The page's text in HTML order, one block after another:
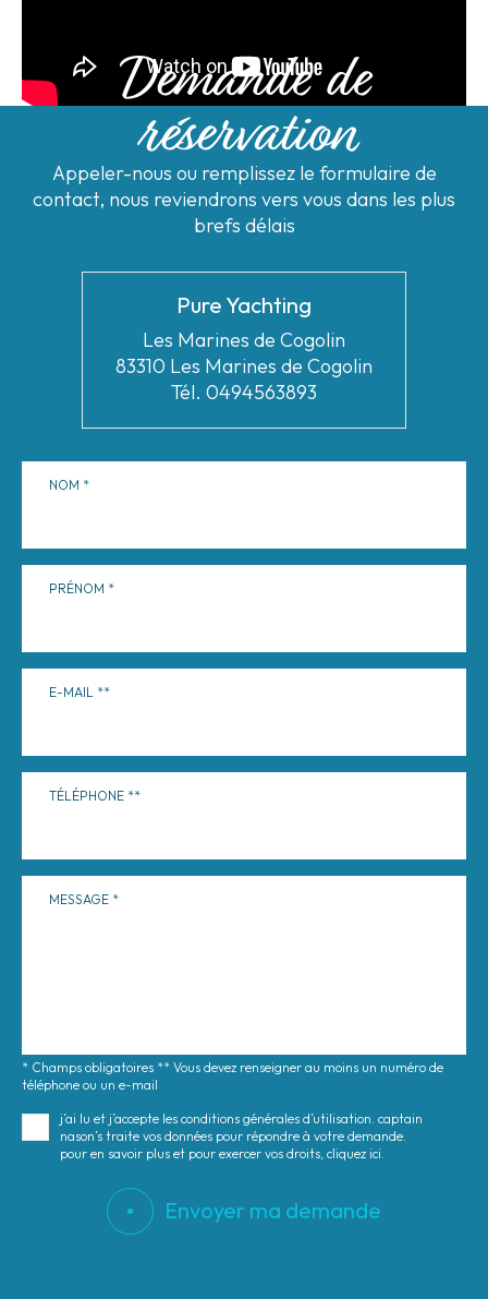
Demande de
réservation
Appeler-nous ou remplissez le formulaire de
contact, nous reviendrons vers vous dans les plus
brefs délais
Pure Yachting
Les Marines de Cogolin
83310 Les Marines de Cogolin
Tél. 0494563893
NOM
PRÉNOM
E-MAIL
TÉLÉPHONE
MESSAGE
* Champs obligatoires ** Vous devez renseigner au moins un numéro de
téléphone ou un e-mail
j’ai lu et j’accepte les conditions générales d’utilisation. captain
nason’s traite vos données pour répondre à votre demande.
pour en savoir plus et pour exercer vos droits, cliquez ici.
Envoyer ma demande